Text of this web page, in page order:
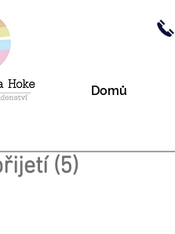
Domů
(5)